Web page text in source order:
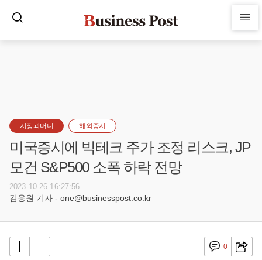
시장과머니 해외증시
미국증시에 빅테크 주가 조정 리스크, JP
모건 S&P500 소폭 하락 전망
2023-10-26 16:27:56
김용원 기자 - one@businesspost.co.kr
0